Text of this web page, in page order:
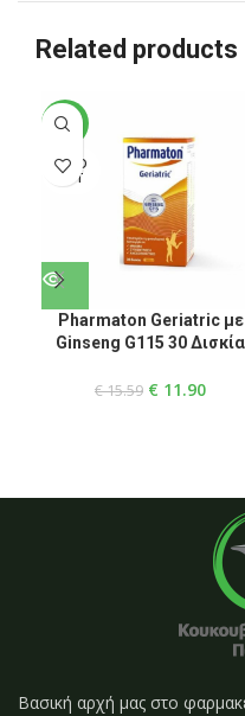
Related products
-24%
SOLD
OUT
Pharmaton Geriatric με
Ginseng G115 30 Δισκία
€15.59 € 11.90
Βασική αρχή μας στο